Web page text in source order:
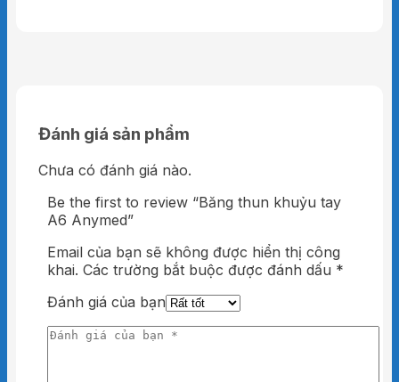
Đánh giá sản phẩm
Chưa có đánh giá nào.
Be the first to review “Băng thun khuỷu tay
A6 Anymed”
Email của bạn sẽ không được hiển thị công
khai. Các trường bắt buộc được đánh dấu *
Đánh giá của bạn